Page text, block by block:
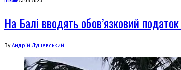
На Балі вводять обов’язковий
By Андрій Лущевський